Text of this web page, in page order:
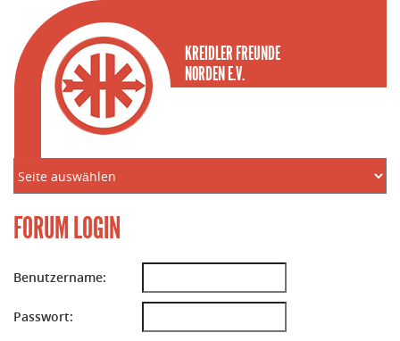
KREIDLER FREUNDE
NORDEN E.V.
FORUM LOGIN
Benutzername:
Passwort: